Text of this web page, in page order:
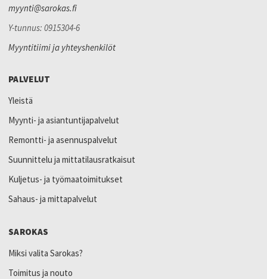
myynti@sarokas.fi
Y-tunnus: 0915304-6
Myyntitiimi ja yhteyshenkilöt
PALVELUT
Yleistä
Myynti- ja asiantuntijapalvelut
Remontti- ja asennuspalvelut
Suunnittelu ja mittatilausratkaisut
Kuljetus- ja työmaatoimitukset
Sahaus- ja mittapalvelut
SAROKAS
Miksi valita Sarokas?
Toimitus ja nouto